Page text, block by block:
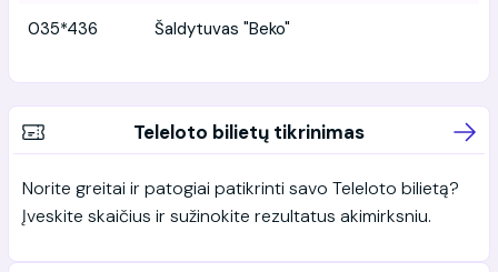
035*436 Šaldytuvas "Beko"
Teleloto bilietų tikrinimas
Norite greitai ir patogiai patikrinti savo Teleloto bilietą?
Įveskite skaičius ir sužinokite rezultatus akimirksniu.